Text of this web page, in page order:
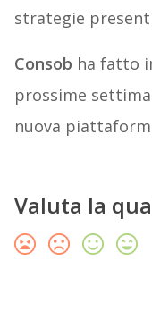
strategie
Consob ha fatto
prossime
nuova
Valuta la